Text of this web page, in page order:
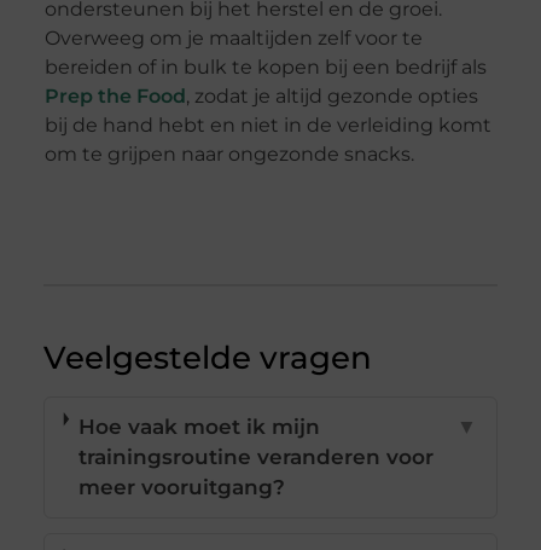
ondersteunen bij het herstel en de groei.
Overweeg om je maaltijden zelf voor te
bereiden of in bulk te kopen bij een bedrijf als
Prep the Food , zodat je altijd gezonde opties
bij de hand hebt en niet in de verleiding komt
om te grijpen naar ongezonde snacks.
Veelgestelde vragen
Hoe vaak moet ik mijn
trainingsroutine veranderen voor
meer vooruitgang?
▼